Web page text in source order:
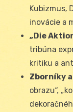
Kubizmus,
inovácie a
„Die
tribúna
kritiku a
Zborníky
obrazu“,